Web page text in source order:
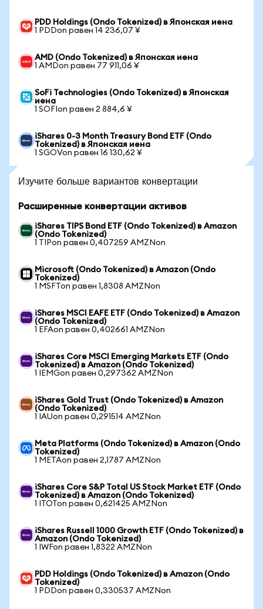
PDD Holdings (Ondo Tokenized) в Японская иена
1 PDDon равен 14 236,07 ¥
AMD (Ondo Tokenized) в Японская иена
1 AMDon равен 77 911,06 ¥
SoFi Technologies (Ondo Tokenized) в Японская
иена
1 SOFIon равен 2 884,6 ¥
iShares 0-3 Month Treasury Bond ETF (Ondo
Tokenized) в Японская иена
1 SGOVon равен 16 130,62 ¥
Изучите больше вариантов конвертации
Расширенные конвертации активов
iShares TIPS Bond ETF (Ondo Tokenized) в Amazon
(Ondo Tokenized)
1 TIPon равен 0,407259 AMZNon
Microsoft (Ondo Tokenized) в Amazon (Ondo
Tokenized)
1 MSFTon равен 1,8308 AMZNon
iShares MSCI EAFE ETF (Ondo Tokenized) в Amazon
(Ondo Tokenized)
1 EFAon равен 0,402661 AMZNon
iShares Core MSCI Emerging Markets ETF (Ondo
Tokenized) в Amazon (Ondo Tokenized)
1 IEMGon равен 0,297362 AMZNon
iShares Gold Trust (Ondo Tokenized) в Amazon
(Ondo Tokenized)
1 IAUon равен 0,291514 AMZNon
Meta Platforms (Ondo Tokenized) в Amazon (Ondo
Tokenized)
1 METAon равен 2,1787 AMZNon
iShares Core S&P Total US Stock Market ETF (Ondo
Tokenized) в Amazon (Ondo Tokenized)
1 ITOTon равен 0,621425 AMZNon
iShares Russell 1000 Growth ETF (Ondo Tokenized) в
Amazon (Ondo Tokenized)
1 IWFon равен 1,8322 AMZNon
PDD Holdings (Ondo Tokenized) в Amazon (Ondo
Tokenized)
1 PDDon равен 0,330537 AMZNon